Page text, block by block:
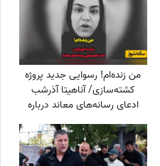
من زنده‌ام! رسوایی جدید پروژه‌
کشته‌سازی/ آناهیتا آذرشب
ادعای رسانه‌های معاند درباره
کشته‌شدنش را تکذیب کرد